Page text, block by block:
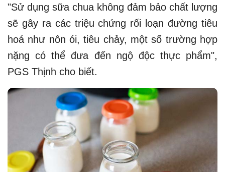
"Sử dụng sữa chua không đảm bảo chất lượng
sẽ gây ra các triệu chứng rối loạn đường tiêu
hoá như nôn ói, tiêu chảy, một số trường hợp
nặng có thể đưa đến ngộ độc thực phẩm",
PGS Thịnh cho biết.